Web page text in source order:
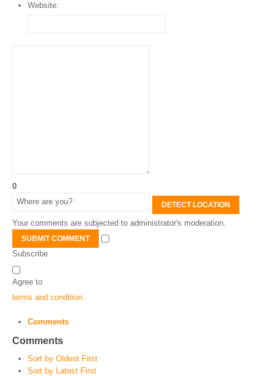
Website:
0
DETECT LOCATION
Your comments are subjected to administrator's moderation.
SUBMIT COMMENT
Subscribe
Agree to
terms and condition
Comments
Comments
Sort by Oldest First
Sort by Latest First